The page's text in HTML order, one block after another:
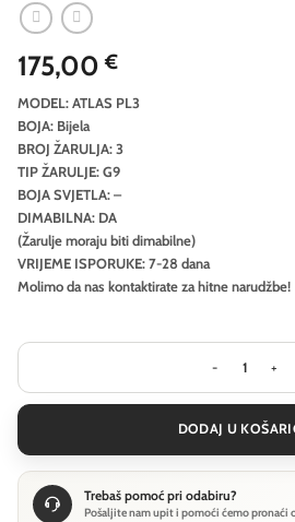
175,00€
MODEL: ATLAS PL3
BOJA: Bijela
BROJ ŽARULJA: 3
TIP ŽARULJE: G9
BOJA SVJETLA: –
DIMABILNA: DA
(Žarulje moraju biti dimabilne)
VRIJEME ISPORUKE: 7-28 dana
Molimo da nas kontaktirate za hitne narudžbe!
DODAJ U
Trebaš pomoć pri odabiru?
Pošaljite nam upit i pomoći ćemo pronaći